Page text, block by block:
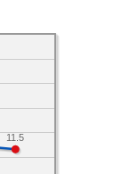
11.5